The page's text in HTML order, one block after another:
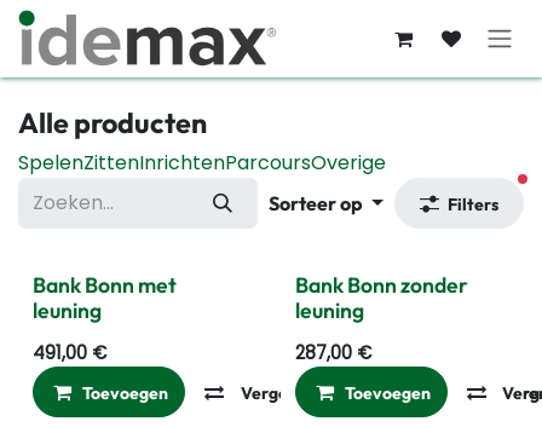
Overslaan naar inhoud
Alle producten
SpelenZittenInrichtenParcoursOverige
Sorteer op Filters
Bank Bonn met
leuning
491,00 €
Toevoegen Vergelijken Toevoegen aan
Bank Bonn zonder
leuning
287,00€
Toevoegen